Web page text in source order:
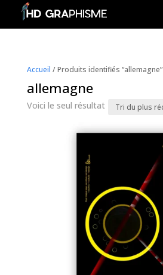
Accueil / Produits identifiés “allemagne”
allemagne
Voici le seul résultat